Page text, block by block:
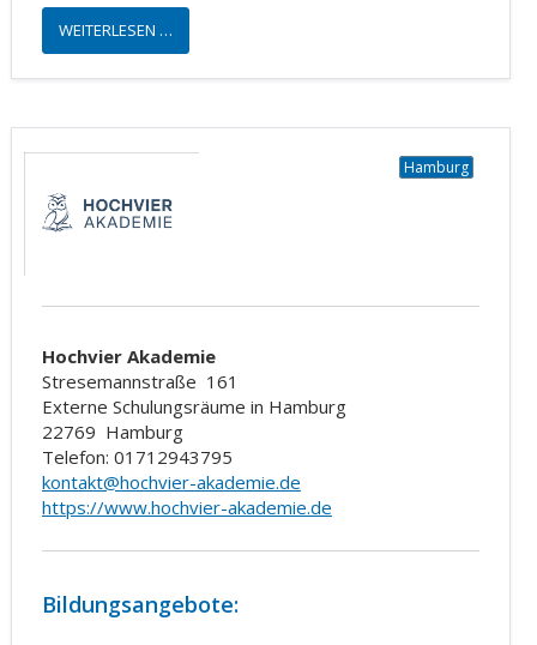
WEITERLESEN …
Hamburg
Hochvier Akademie
Stresemannstraße 161
Externe Schulungsräume in Hamburg
22769 Hamburg
Telefon: 01712943795
kontakt@hochvier-akademie.de
https://www.hochvier-akademie.de
Bildungsangebote: